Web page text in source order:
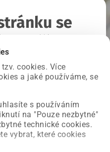
cookies. Více
a jaké používáme, se
s používáním
na "Pouze nezbytné"
technické cookies.
vybrat, které cookies
se
a už ji opravujeme.
požadovanou stránku.
Úvodní strana